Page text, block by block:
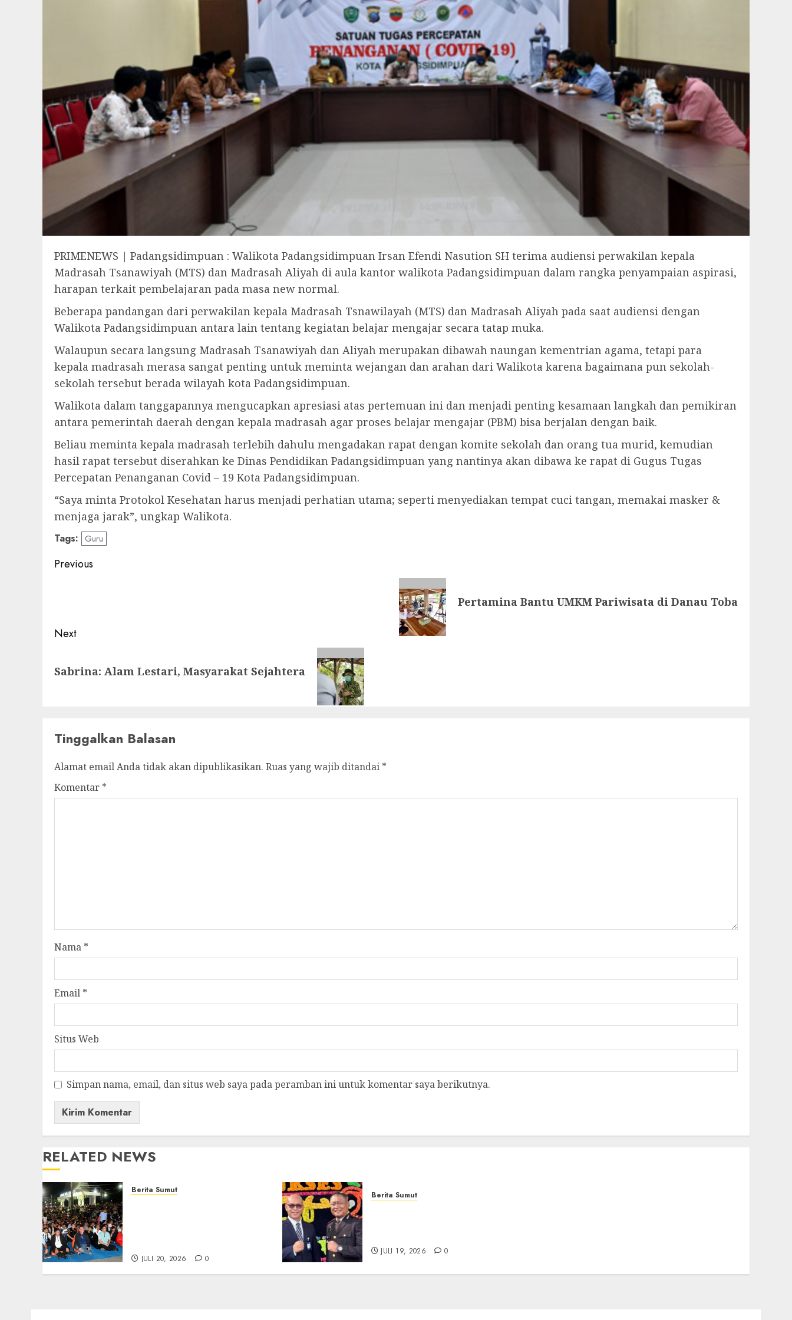
PRIMENEWS | Padangsidimpuan : Walikota Padangsidimpuan Irsan Efendi Nasution SH terima audiensi perwakilan kepala
Madrasah Tsanawiyah (MTS) dan Madrasah Aliyah di aula kantor walikota Padangsidimpuan dalam rangka penyampaian aspirasi,
harapan terkait pembelajaran pada masa new normal.
Beberapa pandangan dari perwakilan kepala Madrasah Tsnawilayah (MTS) dan Madrasah Aliyah pada saat audiensi dengan
Walikota Padangsidimpuan antara lain tentang kegiatan belajar mengajar secara tatap muka.
Walaupun secara langsung Madrasah Tsanawiyah dan Aliyah merupakan dibawah naungan kementrian agama, tetapi para
kepala madrasah merasa sangat penting untuk meminta wejangan dan arahan dari Walikota karena bagaimana pun sekolah-
sekolah tersebut berada wilayah kota Padangsidimpuan.
Walikota dalam tanggapannya mengucapkan apresiasi atas pertemuan ini dan menjadi penting kesamaan langkah dan pemikiran
antara pemerintah daerah dengan kepala madrasah agar proses belajar mengajar (PBM) bisa berjalan dengan baik.
Beliau meminta kepala madrasah terlebih dahulu mengadakan rapat dengan komite sekolah dan orang tua murid, kemudian
hasil rapat tersebut diserahkan ke Dinas Pendidikan Padangsidimpuan yang nantinya akan dibawa ke rapat di Gugus Tugas
Percepatan Penanganan Covid – 19 Kota Padangsidimpuan.
“Saya minta Protokol Kesehatan harus menjadi perhatian utama; seperti menyediakan tempat cuci tangan, memakai masker &
menjaga jarak”, ungkap Walikota.
Tags: Guru
Post
Previous
Pertamina Bantu UMKM Pariwisata di Danau Toba
Next
post:
Sabrina: Alam Lestari, Masyarakat Sejahtera
Tinggalkan Balasan
Alamat email Anda tidak akan dipublikasikan. Ruas yang wajib ditandai *
Komentar *
Nama *
Email *
Situs Web
Simpan nama, email, dan situs web saya pada peramban ini untuk komentar saya berikutnya.
RELATED NEWS
Berita Sumut
JULI 20, 2026 0
Berita Sumut
JULI 19, 2026 0